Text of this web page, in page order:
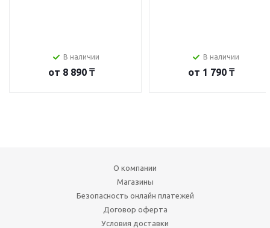
В наличии
от 8 890 ₸
В наличии
от 1 790 ₸
О компании
Магазины
Безопасность онлайн платежей
Договор оферта
Условия доставки